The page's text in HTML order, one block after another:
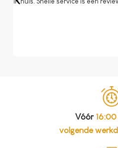
Vóór 16:00
volgende